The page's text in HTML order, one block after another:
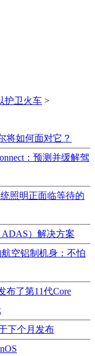
护卫火车 >
将如何面对它？
：预测并缓解驾
照明正面临等待的
）解决方案
空铝制机身：不怕
布了第11代Core
下个月发布